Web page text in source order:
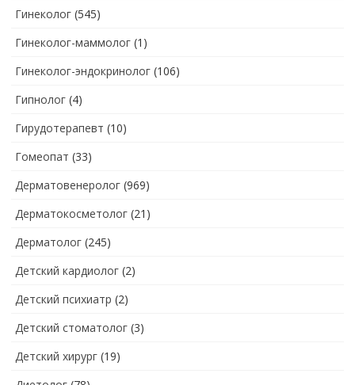
Гинеколог (545)
Гинеколог-маммолог (1)
Гинеколог-эндокринолог (106)
Гипнолог (4)
Гирудотерапевт (10)
Гомеопат (33)
Дерматовенеролог (969)
Дерматокосметолог (21)
Дерматолог (245)
Детский кардиолог (2)
Детский психиатр (2)
Детский стоматолог (3)
Детский хирург (19)